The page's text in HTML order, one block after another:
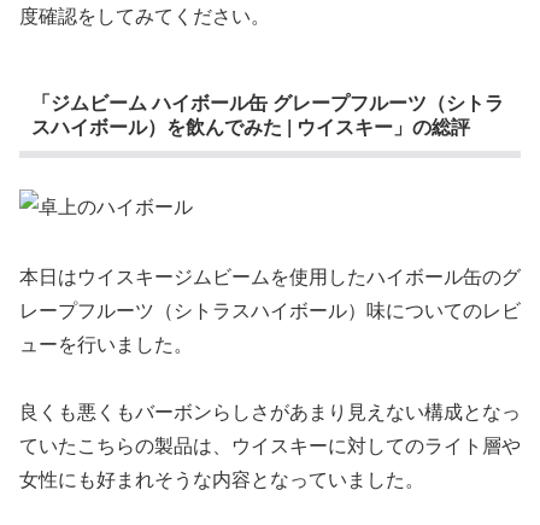
度確認をしてみてください。
「ジムビーム ハイボール缶 グレープフルーツ（シトラ
スハイボール）を飲んでみた | ウイスキー」の総評
本日はウイスキージムビームを使用したハイボール缶のグ
レープフルーツ（シトラスハイボール）味についてのレビ
ューを行いました。
良くも悪くもバーボンらしさがあまり見えない構成となっ
ていたこちらの製品は、ウイスキーに対してのライト層や
女性にも好まれそうな内容となっていました。